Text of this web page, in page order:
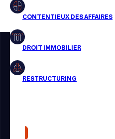
Droit immobilier
Restructuring
Presse
Aucun résultats pour cette recherche